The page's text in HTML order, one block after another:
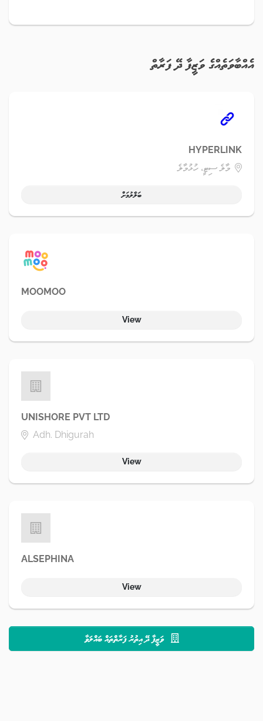
އެއްބާވަތެއްގެ ވަޒީފާ ދޭ ފަރާތް
HYPERLINK
މާލެ ސިޓީ، ހުޅުމާލެ
ބަލާލުމަށް
MOOMOO
View
UNISHORE PVT LTD
Adh. Dhigurah
View
ALSEPHINA
View
ވަޒީފާ ދޭ އިތުރު ފަރާތްތައް ބައްލަވާ